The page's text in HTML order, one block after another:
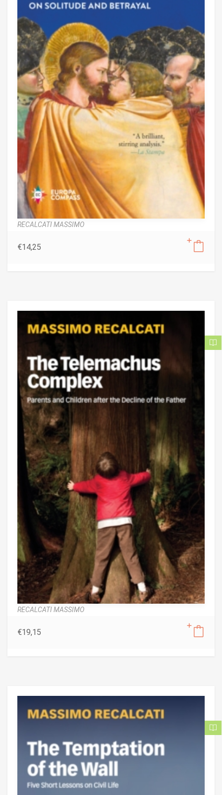
RECALCATI MASSIMO
€14,25
RECALCATI MASSIMO
€19,15